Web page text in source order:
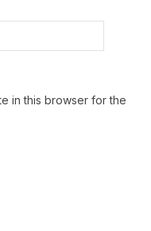
in this browser for the